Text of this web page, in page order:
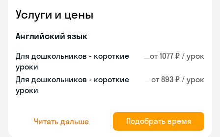
Услуги и цены
Английский язык
Для дошкольников - короткие
уроки
от 1077 ₽ / урок
Для дошкольников - короткие
уроки
от 893 ₽ / урок
Читать дальше Подобрать время